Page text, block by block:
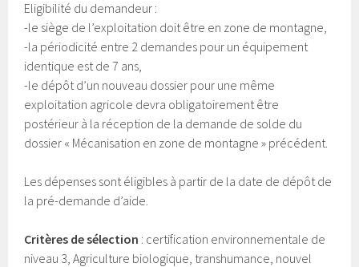
Eligibilité du demandeur :
-le siège de l’exploitation doit être en zone de montagne,
-la périodicité entre 2 demandes pour un équipement
identique est de 7 ans,
-le dépôt d’un nouveau dossier pour une même
exploitation agricole devra obligatoirement être
postérieur à la réception de la demande de solde du
dossier « Mécanisation en zone de montagne » précédent.
Les dépenses sont éligibles à partir de la date de dépôt de
la pré-demande d’aide.
Critères de sélection : certification environnementale de
niveau 3, Agriculture biologique, transhumance, nouvel